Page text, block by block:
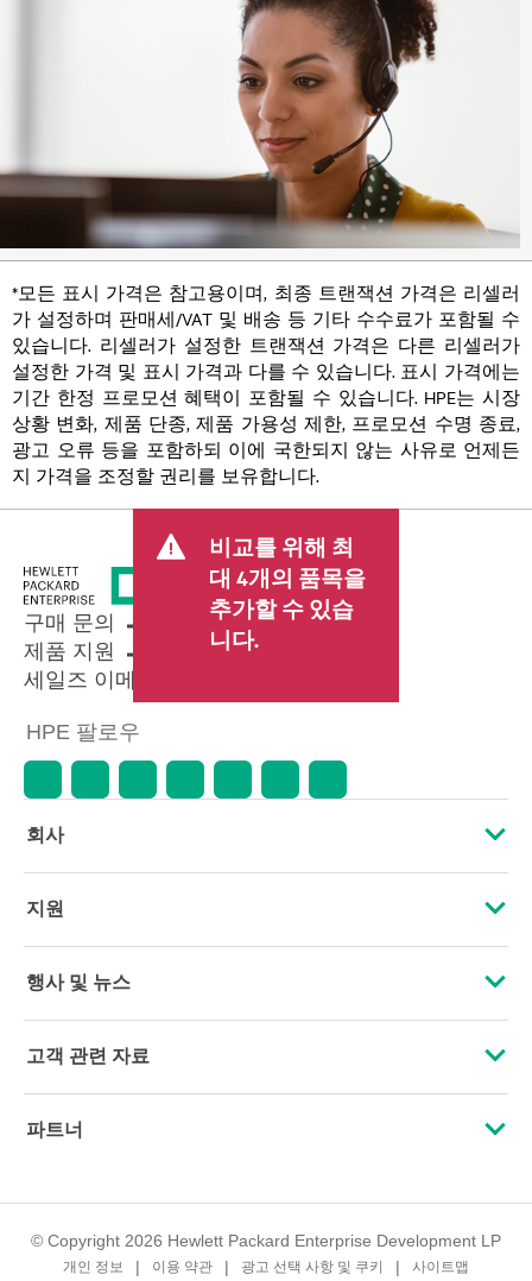
*모든 표시 가격은 참고용이며, 최종 트랜잭션 가격은 리셀러
가 설정하며 판매세/VAT 및 배송 등 기타 수수료가 포함될 수
있습니다. 리셀러가 설정한 트랜잭션 가격은 다른 리셀러가
설정한 가격 및 표시 가격과 다를 수 있습니다. 표시 가격에는
기간 한정 프로모션 혜택이 포함될 수 있습니다. HPE는 시장
상황 변화, 제품 단종, 제품 가용성 제한, 프로모션 수명 종료,
광고 오류 등을 포함하되 이에 국한되지 않는 사유로 언제든
지 가격을 조정할 권리를 보유합니다.
비교를 위해 최
대 4개의 품목을
추가할 수 있습
니다.
구매 문의
제품 지원
세일즈 이메일 보내기
HPE 팔로우
회사
HPE 소개
기업의 책임
HPE Labs
투자 정보
지원
운영 지원 서비스
소프트웨어 및 드라이버
보증 확인
행사 및 뉴스
행사
고객 관련 자료
문의하기
이메일 등록
파트너
파트너 찾기
© Copyright 2026 Hewlett Packard Enterprise Development LP
개인 정보 이용 약관 광고 선택 사항 및 쿠키 사이트맵